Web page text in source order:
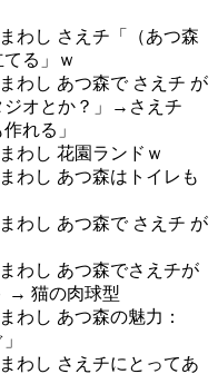
わし さえチ「（あつ森
る」ｗ
わし あつ森で さえチ が
オとか？」→さえチ
れる」
わし 花園ランドｗ
わし あつ森はトイレも
わし あつ森で さえチ が
わし あつ森でさえチが
→ 猫の肉球型
わし あつ森の魅力：
わし さえチにとってあ